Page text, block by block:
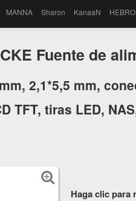
MANNA Sharon KanaaN
Fuente de
2,1*5,5 mm,
TFT, tiras LED,
Haga clic para